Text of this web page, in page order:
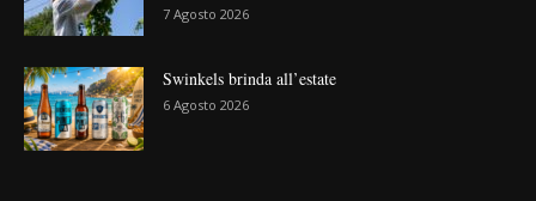
7 Agosto 2026
Swinkels brinda all’estate
6 Agosto 2026